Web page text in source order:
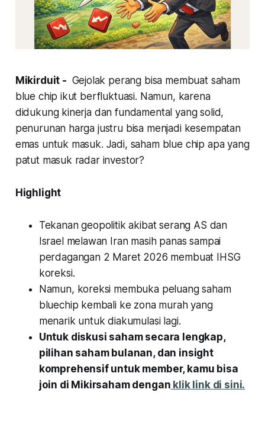
Mikirduit - Gejolak perang bisa membuat saham
blue chip ikut berfluktuasi. Namun, karena
didukung kinerja dan fundamental yang solid,
penurunan harga justru bisa menjadi kesempatan
emas untuk masuk. Jadi, saham blue chip apa yang
patut masuk radar investor?
Highlight
Tekanan geopolitik akibat serang AS dan
Israel melawan Iran masih panas sampai
perdagangan 2 Maret 2026 membuat IHSG
koreksi.
Namun, koreksi membuka peluang saham
bluechip kembali ke zona murah yang
menarik untuk diakumulasi lagi.
Untuk diskusi saham secara lengkap,
pilihan saham bulanan, dan insight
komprehensif untuk member, kamu bisa
join di Mikirsaham dengan klik link di sini.